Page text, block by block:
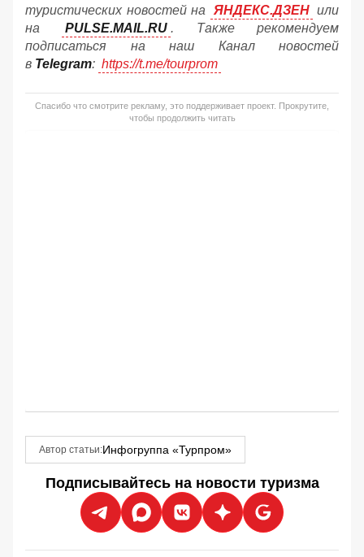
туристических новостей на
ЯНДЕКС.ДЗЕН или
на
PULSE.MAIL.RU . Также рекомендуем
подписаться на наш Канал новостей
в Telegram: https://t.me/tourprom
Спасибо что смотрите рекламу, это поддерживает проект. Прокрутите,
чтобы продолжить читать
Автор статьи:Инфогруппа «Турпром»
Подписывайтесь на новости туризма